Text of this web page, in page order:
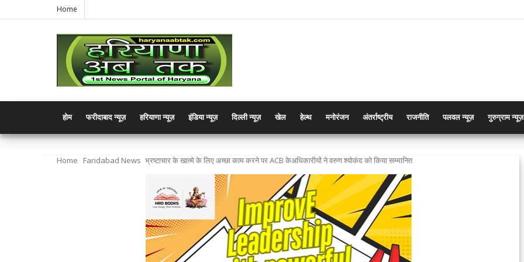
Home
होम फरीदाबाद न्यूज़ हरियाणा न्यूज़ इंडिया न्यूज़ दिल्ली न्यूज़ खेल हेल्थ मनोरंजन अंतर्राष्ट्रीय राजनीति पलवल न्यूज़ गुरुग्राम न्यूज़
Home Faridabad News भ्रष्टाचार के खात्मे के लिए अच्छा काम करने पर ACB केअधिकारीयों ने वरुण श्योकंद को किया सम्मानित